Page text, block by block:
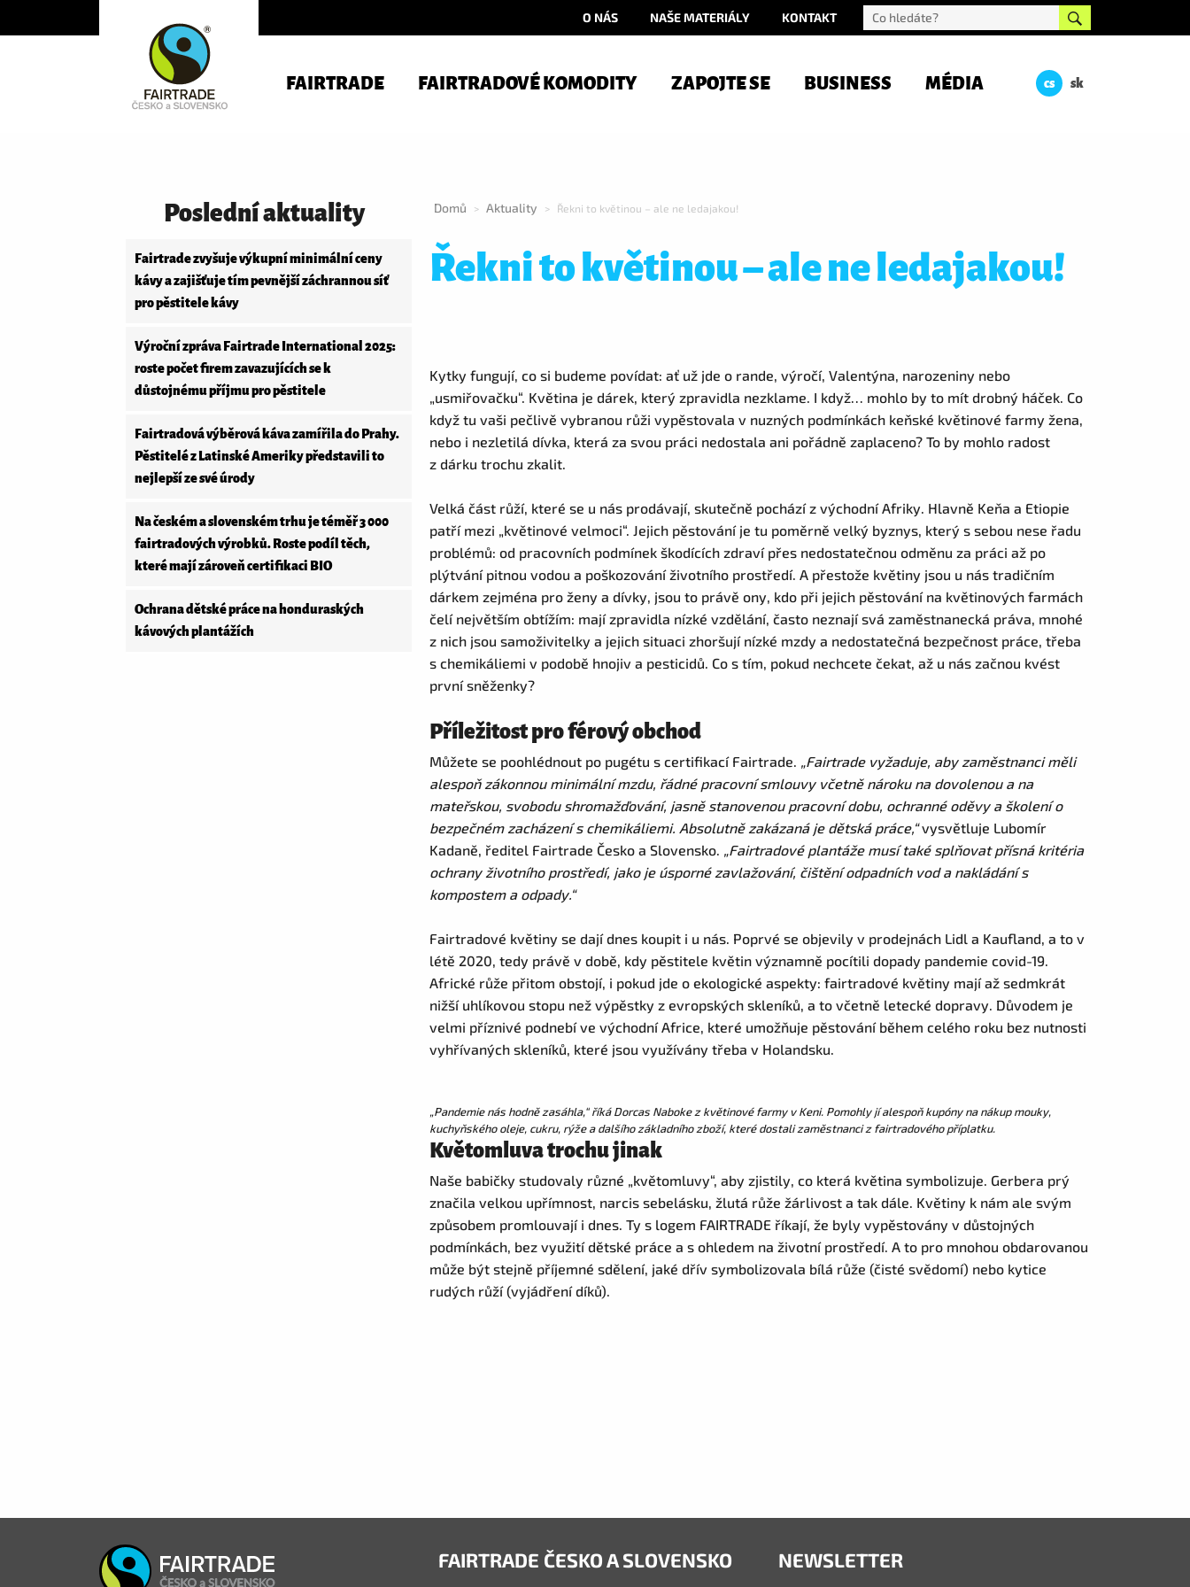
O NÁS NAŠE MATERIÁLY KONTAKT
FAIRTRADE FAIRTRADOVÉ KOMODITY ZAPOJTE SE BUSINESS MÉDIA cs sk
Poslední aktuality
Fairtrade zvyšuje výkupní minimální ceny
kávy a zajišťuje tím pevnější záchrannou síť
pro pěstitele kávy
Výroční zpráva Fairtrade International 2025:
roste počet firem zavazujících se k
důstojnému příjmu pro pěstitele
Fairtradová výběrová káva zamířila do Prahy.
Pěstitelé z Latinské Ameriky představili to
nejlepší ze své úrody
Na českém a slovenském trhu je téměř 3 000
fairtradových výrobků. Roste podíl těch,
které mají zároveň certifikaci BIO
Ochrana dětské práce na honduraských
kávových plantážích
Domů > Aktuality > Řekni to květinou – ale ne ledajakou!
Řekni to květinou – ale ne ledajakou!
Kytky fungují, co si budeme povídat: ať už jde o rande, výročí, Valentýna, narozeniny nebo
„usmiřovačku“. Květina je dárek, který zpravidla nezklame. I když… mohlo by to mít drobný háček. Co
když tu vaši pečlivě vybranou růži vypěstovala v nuzných podmínkách keňské květinové farmy žena,
nebo i nezletilá dívka, která za svou práci nedostala ani pořádně zaplaceno? To by mohlo radost
z dárku trochu zkalit.
Velká část růží, které se u nás prodávají, skutečně pochází z východní Afriky. Hlavně Keňa a Etiopie
patří mezi „květinové velmoci“. Jejich pěstování je tu poměrně velký byznys, který s sebou nese řadu
problémů: od pracovních podmínek škodících zdraví přes nedostatečnou odměnu za práci až po
plýtvání pitnou vodou a poškozování životního prostředí. A přestože květiny jsou u nás tradičním
dárkem zejména pro ženy a dívky, jsou to právě ony, kdo při jejich pěstování na květinových farmách
čelí největším obtížím: mají zpravidla nízké vzdělání, často neznají svá zaměstnanecká práva, mnohé
z nich jsou samoživitelky a jejich situaci zhoršují nízké mzdy a nedostatečná bezpečnost práce, třeba
s chemikáliemi v podobě hnojiv a pesticidů. Co s tím, pokud nechcete čekat, až u nás začnou kvést
první sněženky?
Příležitost pro férový obchod
Můžete se poohlédnout po pugétu s certifikací Fairtrade. „Fairtrade vyžaduje, aby zaměstnanci měli
alespoň zákonnou minimální mzdu, řádné pracovní smlouvy včetně nároku na dovolenou a na
mateřskou, svobodu shromažďování, jasně stanovenou pracovní dobu, ochranné oděvy a školení o
bezpečném zacházení s chemikáliemi. Absolutně zakázaná je dětská práce,“vysvětluje Lubomír
Kadaně, ředitel Fairtrade Česko a Slovensko. „Fairtradové plantáže musí také splňovat přísná kritéria
ochrany životního prostředí, jako je úsporné zavlažování, čištění odpadních vod a nakládání s
kompostem a odpady.“
Fairtradové květiny se dají dnes koupit i u nás. Poprvé se objevily v prodejnách Lidl a Kaufland, a to v
létě 2020, tedy právě v době, kdy pěstitele květin významně pocítili dopady pandemie covid-19.
Africké růže přitom obstojí, i pokud jde o ekologické aspekty: fairtradové květiny mají až sedmkrát
nižší uhlíkovou stopu než výpěstky z evropských skleníků, a to včetně letecké dopravy. Důvodem je
velmi příznivé podnebí ve východní Africe, které umožňuje pěstování během celého roku bez nutnosti
vyhřívaných skleníků, které jsou využívány třeba v Holandsku.
„Pandemie nás hodně zasáhla,“ říká Dorcas Naboke z květinové farmy v Keni. Pomohly jí alespoň kupóny na nákup mouky,
kuchyňského oleje, cukru, rýže a dalšího základního zboží, které dostali zaměstnanci z fairtradového příplatku.
Květomluva trochu jinak
Naše babičky studovaly různé „květomluvy“, aby zjistily, co která květina symbolizuje. Gerbera prý
značila velkou upřímnost, narcis sebelásku, žlutá růže žárlivost a tak dále. Květiny k nám ale svým
způsobem promlouvají i dnes. Ty s logem FAIRTRADE říkají, že byly vypěstovány v důstojných
podmínkách, bez využití dětské práce a s ohledem na životní prostředí. A to pro mnohou obdarovanou
může být stejně příjemné sdělení, jaké dřív symbolizovala bílá růže (čisté svědomí) nebo kytice
rudých růží (vyjádření díků).
FAIRTRADE ČESKO A SLOVENSKO NEWSLETTER